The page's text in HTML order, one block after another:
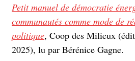
Petit manuel de démocratie
communautés comme mode de
politique, Coop des Milieux
2025), lu par Bérénice Gagne.